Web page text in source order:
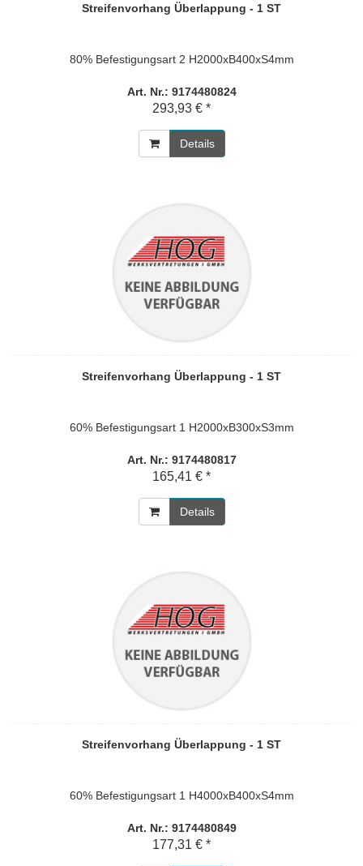
Streifenvorhang Überlappung - 1 ST
80% Befestigungsart 2 H2000xB400xS4mm
Art. Nr.: 9174480824
293,93 € *
Details
Streifenvorhang Überlappung - 1 ST
60% Befestigungsart 1 H2000xB300xS3mm
Art. Nr.: 9174480817
165,41 € *
Details
Streifenvorhang Überlappung - 1 ST
60% Befestigungsart 1 H4000xB400xS4mm
Art. Nr.: 9174480849
177,31 € *